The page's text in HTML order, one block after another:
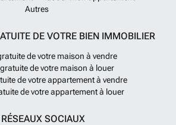
Autres
DE VOTRE BIEN IMMOBILIER
de votre maison à vendre
de votre maison à louer
de votre appartement à vendre
de votre appartement à louer
RÉSEAUX SOCIAUX